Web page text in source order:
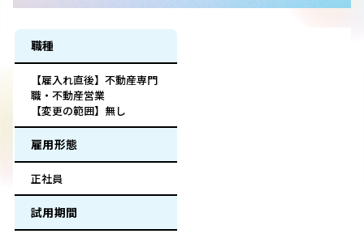
職種
【雇入れ直後】不動産専門
職・不動産営業
【変更の範囲】無し
雇用形態
正社員
試用期間